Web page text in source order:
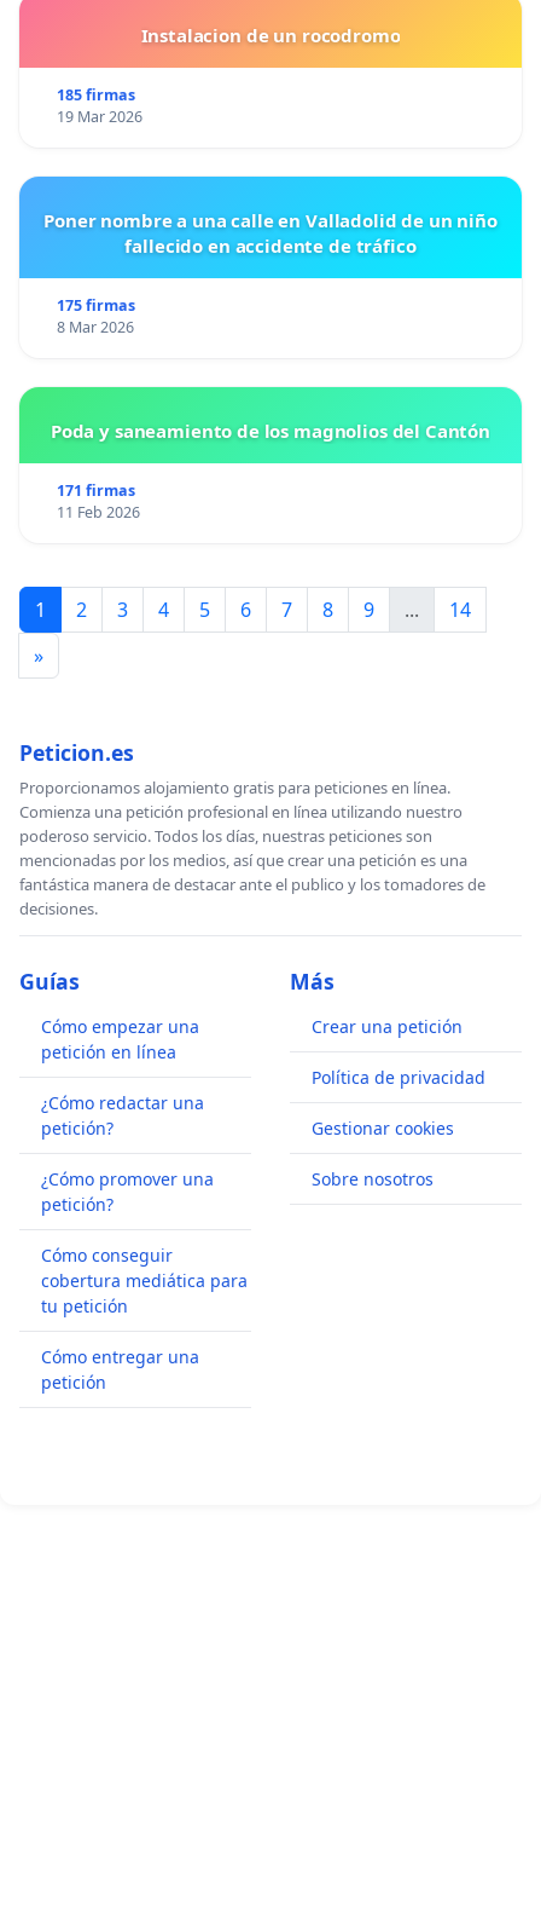
Instalacion de un rocodromo
185 firmas
19 Mar 2026
Poner nombre a una calle en Valladolid de un niño
fallecido en accidente de tráfico
175 firmas
8 Mar 2026
Poda y saneamiento de los magnolios del Cantón
171 firmas
11 Feb 2026
1 2 3 4 5 6 7 8 9 ...
14
»
Peticion.es
Proporcionamos alojamiento gratis para peticiones en línea.
Comienza una petición profesional en línea utilizando nuestro
poderoso servicio. Todos los días, nuestras peticiones son
mencionadas por los medios, así que crear una petición es una
fantástica manera de destacar ante el publico y los tomadores de
decisiones.
Guías
Cómo empezar una
petición en línea
¿Cómo redactar una
petición?
¿Cómo promover una
petición?
Cómo conseguir
cobertura mediática para
tu petición
Cómo entregar una
petición
Más
Crear una petición
Política de privacidad
Gestionar cookies
Sobre nosotros